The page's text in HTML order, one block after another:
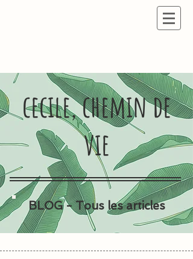
cecile, chemin de
vie
BLOG - Tous les articles